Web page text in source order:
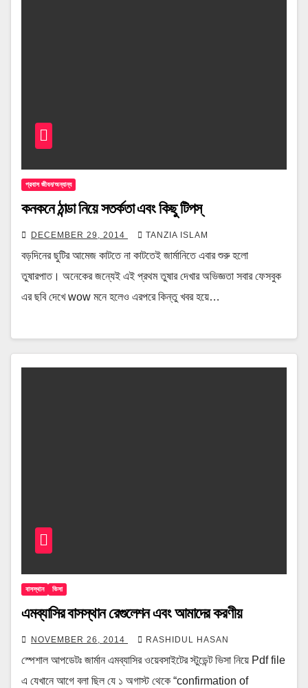
প্রবাস জীবন/অন্যান্য
কনকনে ঠান্ডা নিয়ে সতর্কতা এবং কিছু টিপস্
DECEMBER 29, 2014 TANZIA ISLAM
বড়দিনের ছুটির আমেজ কাটতে না কাটতেই জার্মানিতে এবার শুরু হলো
তুষারপাত। অনেকের জন্যেই এই প্রথম তুষার দেখার অভিজ্ঞতা সবার ফেসবুক
এর ছবি দেখে wow মনে হলেও এরপরে কিন্তু খবর হয়ে…
বাসস্থান ভিসা
এমব্যাসির বাসস্থান রেগুলেশন এবং আমাদের করণীয়
NOVEMBER 26, 2014 RASHIDUL HASAN
স্পেশাল আপডেটঃ জার্মান এমব্যাসির ওয়েবসাইটের স্টুডেন্ট ভিসা নিয়ে Pdf file
এ যেখানে আগে বলা ছিল যে ১ অগাস্ট থেকে “confirmation of